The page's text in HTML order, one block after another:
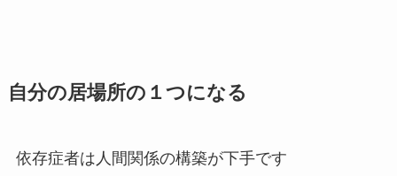
自分の居場所の１つになる
依存症者は人間関係の構築が下手です